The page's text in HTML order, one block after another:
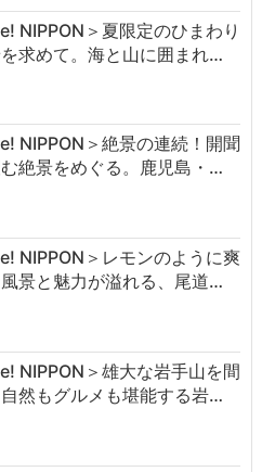
NIPPON＞夏限定のひまわり
求めて。海と山に囲まれ…
NIPPON＞絶景の連続！開聞
絶景をめぐる。鹿児島・…
NIPPON＞レモンのように爽
景と魅力が溢れる、尾道…
NIPPON＞雄大な岩手山を間
然もグルメも堪能する岩…